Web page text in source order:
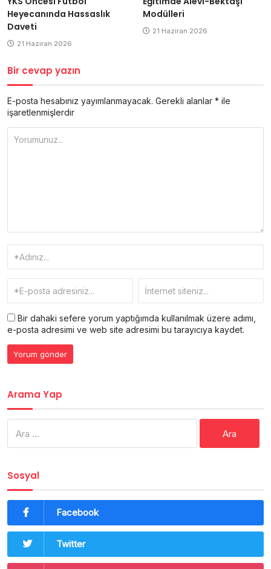
Heyecanında Hassaslık
Daveti
21 Haziran 2026
Modülleri
21 Haziran 2026
Bir cevap yazın
E-posta hesabınız yayımlanmayacak. Gerekli alanlar * ile
işaretlenmişlerdir
Bir dahaki sefere yorum yaptığımda kullanılmak üzere adımı,
e-posta adresimi ve web site adresimi bu tarayıcıya kaydet.
Arama Yap
Sosyal
Facebook
Twitter